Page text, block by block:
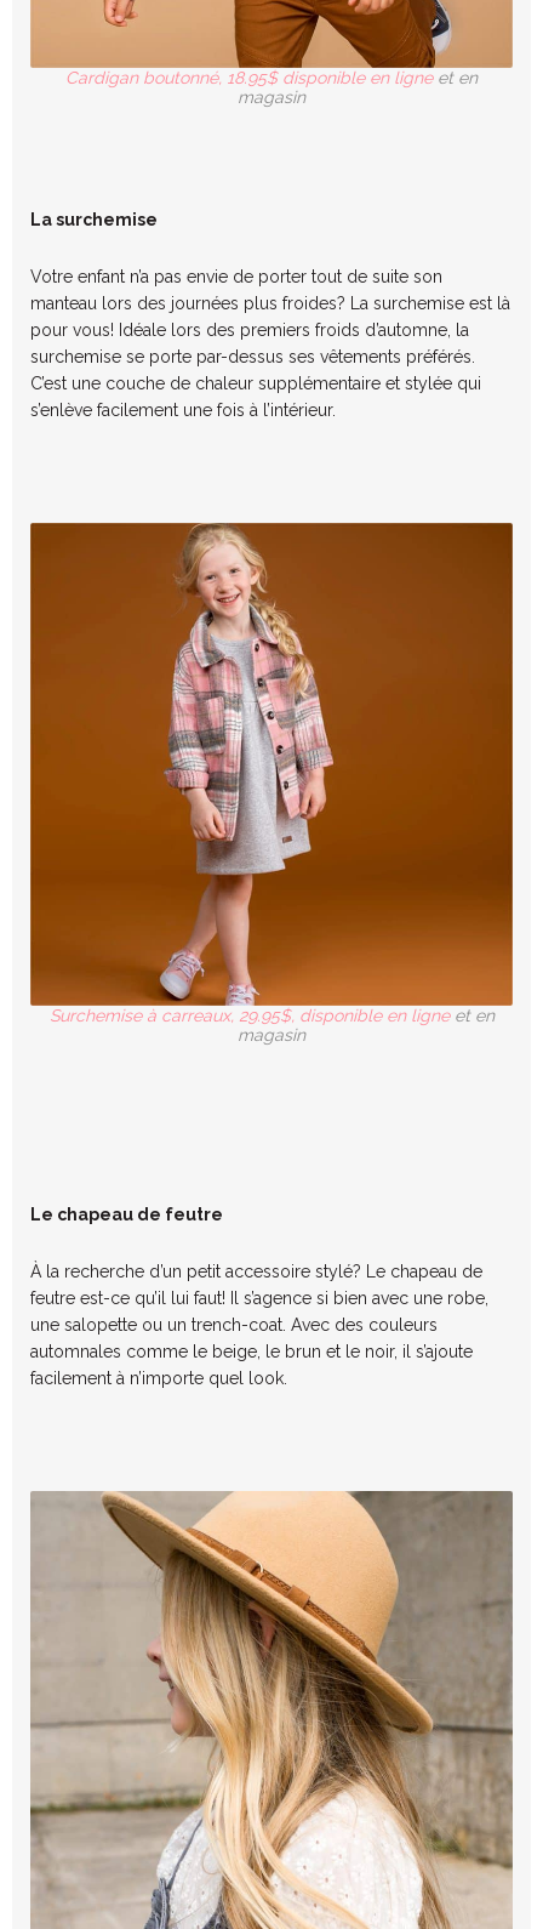
Cardigan boutonné, 18.95$ disponible en ligneet en
magasin
La surchemise
Votre enfant n’a pas envie de porter tout de suite son
manteau lors des journées plus froides? La surchemise est là
pour vous! Idéale lors des premiers froids d’automne, la
surchemise se porte par-dessus ses vêtements préférés.
C’est une couche de chaleur supplémentaire et stylée qui
s’enlève facilement une fois à l’intérieur.
Surchemise à carreaux, 29.95$, disponible en ligneet en
magasin
Le chapeau de feutre
À la recherche d’un petit accessoire stylé? Le chapeau de
feutre est-ce qu’il
lui faut! Il s’agence si bien avec une robe,
une salopette ou un trench-coat. Avec des couleurs
automnales comme le beige, le brun et le noir, il s’ajoute
facilement à n’importe quel look.